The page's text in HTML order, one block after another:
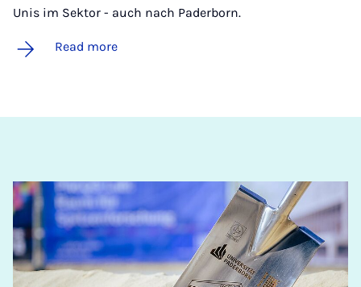
Unis im Sektor - auch nach Paderborn.
Read more